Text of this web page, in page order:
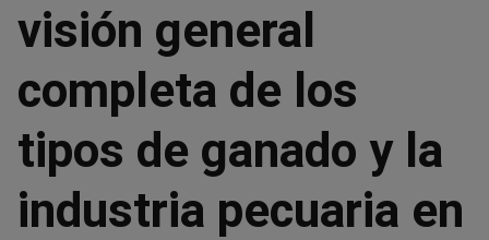
visión general
completa de los
tipos de ganado y la
industria pecuaria en